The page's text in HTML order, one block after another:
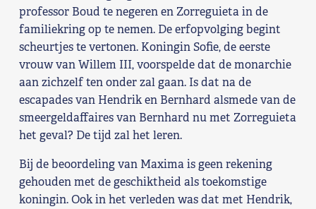
professor Boud te negeren en Zorreguieta in de
familiekring op te nemen. De erfopvolging begint
scheurtjes te vertonen. Koningin Sofie, de eerste
vrouw van Willem III, voorspelde dat de monarchie
aan zichzelf ten onder zal gaan. Is dat na de
escapades van Hendrik en Bernhard alsmede van de
smeergeldaffaires van Bernhard nu met Zorreguieta
het geval? De tijd zal het leren.
Bij de beoordeling van Maxima is geen rekening
gehouden met de geschiktheid als toekomstige
koningin. Ook in het verleden was dat met Hendrik,